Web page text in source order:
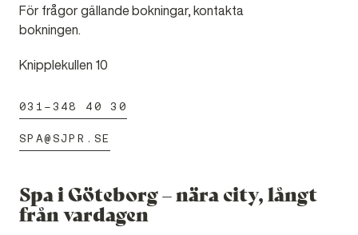
För frågor gällande bokningar, kontakta
bokningen.
Knipplekullen 10
031-348 40 30
SPA@SJPR.SE
Spa i Göteborg – nära city, långt
från vardagen